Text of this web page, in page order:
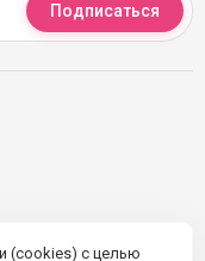
Подписаться
(cookies) с целью